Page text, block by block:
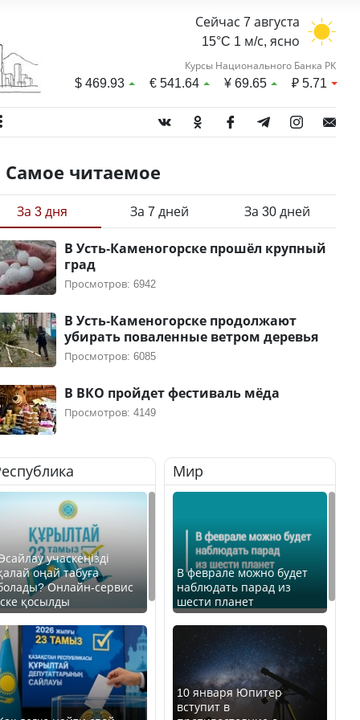
Сейчас 7 августа
15°C 1 м/с, ясно
Курсы Национального Банка РК
$469.93 €541.64 ¥69.65 ₽5.71
Самое читаемое
За 3 дня За 7 дней За 30 дней
В Усть-Каменогорске прошёл крупный
град
Просмотров: 6942
В Усть-Каменогорске продолжают
убирать поваленные ветром деревья
Просмотров: 6085
В ВКО пройдет фестиваль мёда
Просмотров: 4149
учаскеңізді
оңай табуға
Онлайн-сервис
қосылды
Мир
В феврале можно будет
наблюдать парад из
шести планет
10 января Юпитер
вступит в